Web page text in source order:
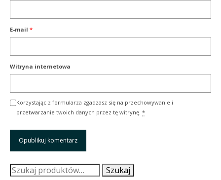
E-mail *
Witryna internetowa
Korzystając z formularza zgadzasz się na przechowywanie i
przetwarzanie twoich danych przez tę witrynę. *
Szukaj: Szukaj